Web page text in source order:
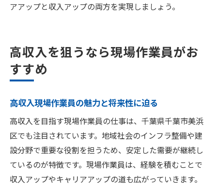
アアップと収入アップの両方を実現しましょう。
高収入を狙うなら現場作業員がお
すすめ
高収入現場作業員の魅力と将来性に迫る
高収入を目指す現場作業員の仕事は、千葉県千葉市美浜
区でも注目されています。地域社会のインフラ整備や建
設分野で重要な役割を担うため、安定した需要が継続し
ているのが特徴です。現場作業員は、経験を積むことで
収入アップやキャリアアップの道も広がっていきます。